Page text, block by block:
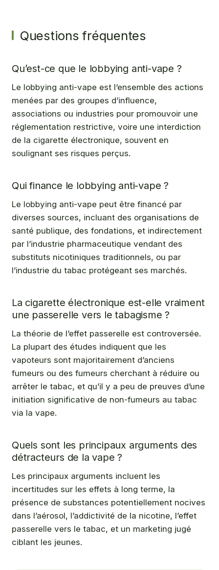
Questions fréquentes
Qu’est-ce que le lobbying anti-vape ?
Le lobbying anti-vape est l’ensemble des actions
menées par des groupes d’influence,
associations ou industries pour promouvoir une
réglementation restrictive, voire une interdiction
de la cigarette électronique, souvent en
soulignant ses risques perçus.
Qui finance le lobbying anti-vape ?
Le lobbying anti-vape peut être financé par
diverses sources, incluant des organisations de
santé publique, des fondations, et indirectement
par l’industrie pharmaceutique vendant des
substituts nicotiniques traditionnels, ou par
l’industrie du tabac protégeant ses marchés.
La cigarette électronique est-elle vraiment
une passerelle vers le tabagisme ?
La théorie de l’effet passerelle est controversée.
La plupart des études indiquent que les
vapoteurs sont majoritairement d’anciens
fumeurs ou des fumeurs cherchant à réduire ou
arrêter le tabac, et qu’il y a peu de preuves d’une
initiation significative de non-fumeurs au tabac
via la vape.
Quels sont les principaux arguments des
détracteurs de la vape ?
Les principaux arguments incluent les
incertitudes sur les effets à long terme, la
présence de substances potentiellement nocives
dans l’aérosol, l’addictivité de la nicotine, l’effet
passerelle vers le tabac, et un marketing jugé
ciblant les jeunes.